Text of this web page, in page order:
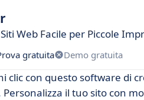
Web Facile per Piccole
gratuita Demo gratuita
clic con questo software di
il tuo sito con